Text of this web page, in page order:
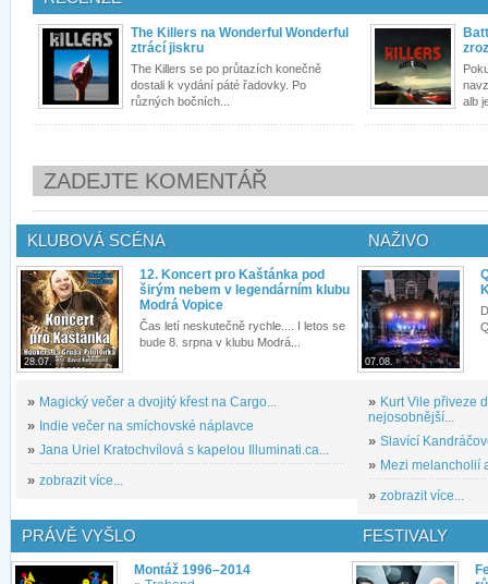
The Killers na Wonderful Wonderful
ztrácí jiskru
The Killers se po průtazích konečně
dostali k vydání páté řadovky. Po
různých bočních...
alb
ZADEJTE KOMENTÁŘ
KLUBOVÁ SCÉNA
28.07.
12. Koncert pro Kaštánka pod
širým nebem v legendárním klubu
Modrá Vopice
Čas letí neskutečně rychle.... I letos se
bude 8. srpna v klubu Modrá...
» Magický večer a dvojitý křest na Cargo...
» Indie večer na smíchovské náplavce
» Jana Uriel Kratochvílová s kapelou Illuminati.ca...
» zobrazit více...
NAŽIVO
07.08.
» Kurt Vile přiveze
nejosobnější...
» Slavící
» Mezi melancholií
» zobrazit více...
PRÁVĚ VYŠLO
Montáž 1996–2014
FESTIVALY